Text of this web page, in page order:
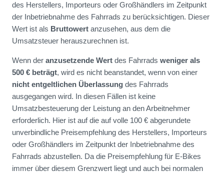
des Herstellers, Importeurs oder Großhändlers im Zeitpunkt
der Inbetriebnahme des Fahrrads zu berücksichtigen. Dieser
Wert ist als Bruttowert anzusehen, aus dem die
Umsatzsteuer herauszurechnen ist.
Wenn der anzusetzende Wert des Fahrrads weniger als
500 € beträgt, wird es nicht beanstandet, wenn von einer
nicht entgeltlichen Überlassung des Fahrrads
ausgegangen wird. In diesen Fällen ist keine
Umsatzbesteuerung der Leistung an den Arbeitnehmer
erforderlich. Hier ist auf die auf volle 100 € abgerundete
unverbindliche Preisempfehlung des Herstellers, Importeurs
oder Großhändlers im Zeitpunkt der Inbetriebnahme des
Fahrrads abzustellen. Da die Preisempfehlung für E-Bikes
immer über diesem Grenzwert liegt und auch bei normalen